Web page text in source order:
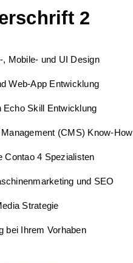
2
, Mobile- und UI Design
Web-App Entwicklung
Echo Skill Entwicklung
(CMS) Know-How
Contao 4 Spezialisten
und SEO
Strategie
bei Ihrem Vorhaben